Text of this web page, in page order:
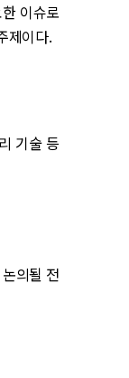
이슈로
제이다.
기술 등
의될 전